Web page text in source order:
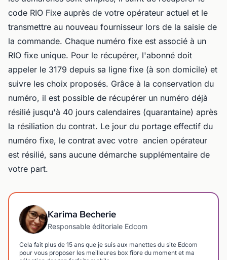
code RIO Fixe auprès de votre opérateur actuel et le
transmettre au nouveau fournisseur lors de la saisie de
la commande. Chaque numéro fixe est associé à un
RIO fixe unique. Pour le récupérer, l'abonné doit
appeler le 3179 depuis sa ligne fixe (à son domicile) et
suivre les choix proposés. Grâce à la conservation du
numéro, il est possible de récupérer un numéro déjà
résilié jusqu'à 40 jours calendaires (quarantaine) après
la résiliation du contrat. Le jour du portage effectif du
numéro fixe, le contrat avec votre ancien opérateur
est résilié, sans aucune démarche supplémentaire de
votre part.
Karima Becherie
Responsable éditoriale Edcom
Cela fait plus de 15 ans que je suis aux manettes du site Edcom
pour vous proposer les meilleures box fibre du moment et ma